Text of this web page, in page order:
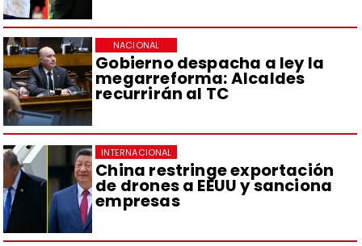
Gobierno despacha a ley la
megarreforma: Alcaldes
recurrirán al TC
NACIONAL
China restringe exportación
de drones a EEUU y sanciona
empresas
INTERNACIONAL